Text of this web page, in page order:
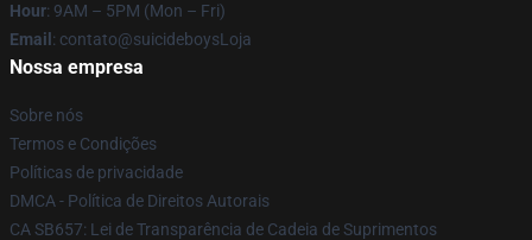
Hour: 9AM – 5PM (Mon – Fri)
Email : contato@suicideboysLoja
Nossa empresa
Sobre nós
Termos e Condições
Políticas de privacidade
DMCA - Política de Direitos Autorais
CA SB657: Lei de Transparência de Cadeia de Suprimentos